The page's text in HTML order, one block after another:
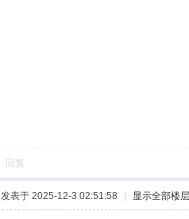
回复
发表于 2025-12-3 02:51:58 显示全部楼层